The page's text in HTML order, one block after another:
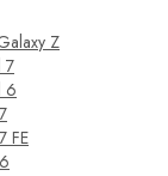
Z
7
6
FE